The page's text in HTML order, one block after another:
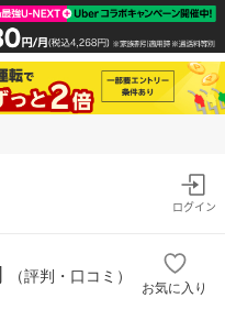
ログイン
（評判・口コミ）
お気に入り